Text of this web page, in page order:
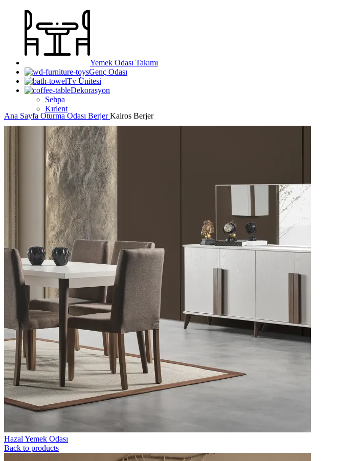
Yemek Odası Takımı
Genç Odası
Tv Ünitesi
Dekorasyon
Sehpa
Kırlent
Ana Sayfa Oturma Odası BerjerKairos Berjer
Hazal Yemek Odası
Back to products